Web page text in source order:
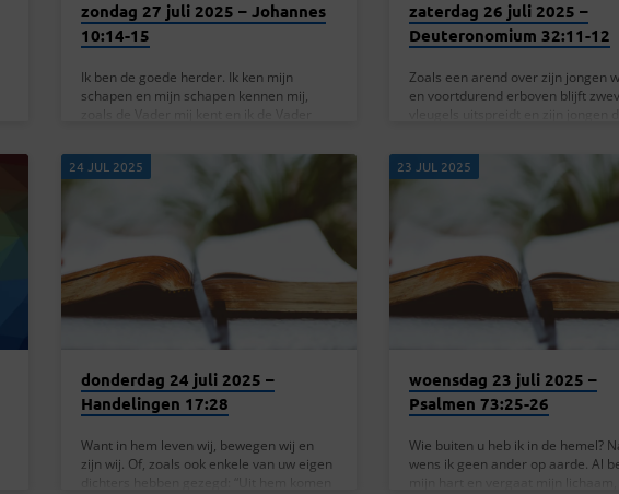
zondag 27 juli 2025 – Johannes
10:14-15
Ik ben de goede herder. Ik ken mijn
schapen en mijn schapen kennen mij,
zoals de Vader mij kent en ik de Vader
— Johannes 10:14-15 In Johannes 10:14-
15 lezen we dat Jezus zichzelf beschrijft
als de goede herder. Hij zegt: “Ik ben de
goede herder. Ik ken mijn schapen en
mijn schapen kennen Mij, zoals de Vader
Mij kent en Ik de Vader ken. Ik geef mijn
leven voor de schapen.”…
zaterdag 26 juli 2025 –
Deuteronomium 32:11-12
Zoals een arend over zijn jongen
en voortdurend erboven blijft
vleugels uitspreidt en zijn jongen
hij alleen: geen andere god stond
— Deuteronomium 32:11-12 In
Deuteronomium 32:11-12 wordt
prachtig beeld beschreven van een
adelaar die zijn jongen opstuwt
hen uitzweeft. God wordt
deze adelaar, die zijn volk liefdevol
en beschermt. Stel je eens voor
moet zijn om een…
24 JUL 2025
donderdag 24 juli 2025 –
Handelingen 17:28
Want in hem leven wij, bewegen wij en
zijn wij. Of, zoals ook enkele van uw eigen
dichters hebben gezegd: “Uit hem komen
23 JUL 2025
woensdag 23 juli 2025 –
Psalmen 73:25-26
Wie buiten u heb ik in de hemel?
wens ik geen ander op aarde. Al
mijn hart en vergaat mijn lichaam,